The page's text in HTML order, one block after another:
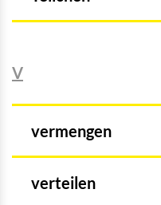
V
vermengen
verteilen